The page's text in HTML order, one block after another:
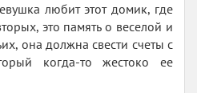
любит этот домик, где
это память о веселой и
она должна свести счеты с
когда-то жестоко ее